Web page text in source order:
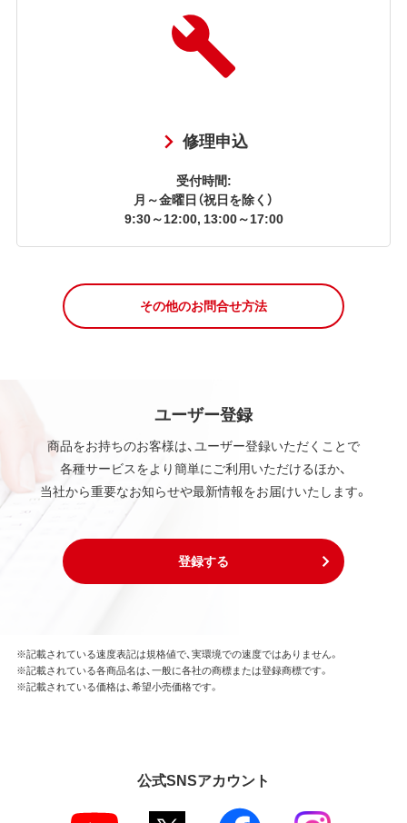
修理申込
受付時間:
月～金曜日（祝日を除く）
9:30～12:00, 13:00～17:00
その他のお問合せ方法
ユーザー登録
商品をお持ちのお客様は、ユーザー登録いただくことで
各種サービスをより簡単にご利用いただけるほか、
当社から重要なお知らせや最新情報をお届けいたします。
登録する
※記載されている速度表記は規格値で、実環境での速度ではありません。
※記載されている各商品名は、一般に各社の商標または登録商標です。
※記載されている価格は、希望小売価格です。
公式SNSアカウント